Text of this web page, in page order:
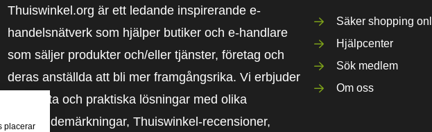
Thuiswinkel.org är ett ledande inspirerande e-
handelsnätverk som hjälper butiker och e-handlare
som säljer produkter och/eller tjänster, företag och
deras anställda att bli mer framgångsrika. Vi erbjuder
relevanta och praktiska lösningar med olika
förtroendemärkningar, Thuiswinkel-recensioner,
Säker shopping
Hjälpcenter
Sök medlem
Om oss
placerar